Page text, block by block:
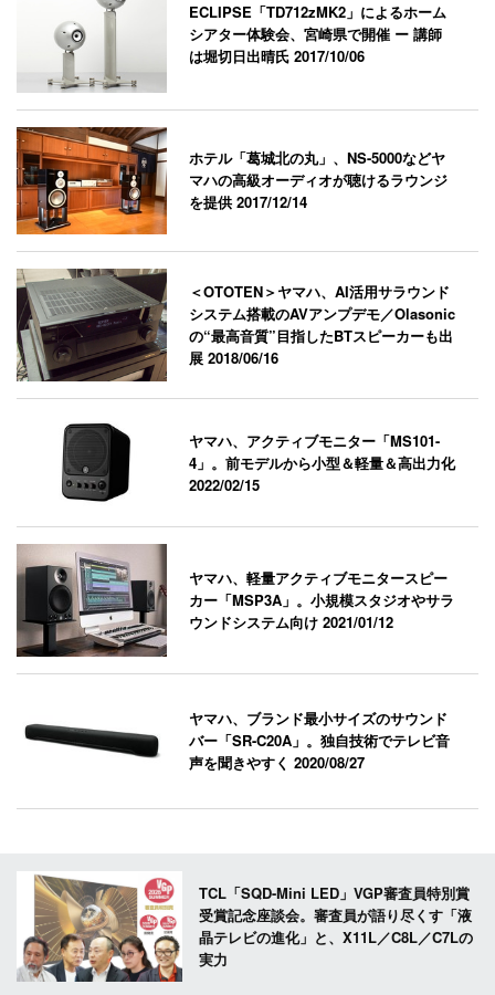
ECLIPSE「TD712zMK2」によるホーム
シアター体験会、宮崎県で開催 ー 講師
は堀切日出晴氏2017/10/06
ホテル「葛城北の丸」、NS-5000などヤ
マハの高級オーディオが聴けるラウンジ
を提供2017/12/14
＜OTOTEN＞ヤマハ、AI活用サラウンド
システム搭載のAVアンプデモ／Olasonic
の“最高音質”目指したBTスピーカーも出
展2018/06/16
ヤマハ、アクティブモニター「MS101-
4」。前モデルから小型＆軽量＆高出力化
2022/02/15
ヤマハ、軽量アクティブモニタースピー
カー「MSP3A」。小規模スタジオやサラ
ウンドシステム向け2021/01/12
ヤマハ、ブランド最小サイズのサウンド
バー「SR-C20A」。独自技術でテレビ音
声を聞きやすく2020/08/27
TCL「SQD-Mini LED」VGP審査員特別賞
受賞記念座談会。審査員が語り尽くす「液
晶テレビの進化」と、X11L／C8L／C7Lの
実力